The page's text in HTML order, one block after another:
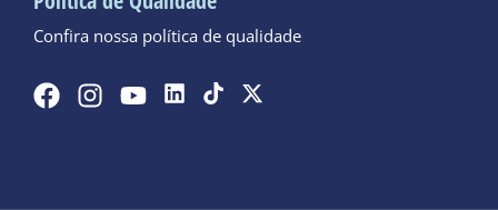
Confira nossa política de qualidade